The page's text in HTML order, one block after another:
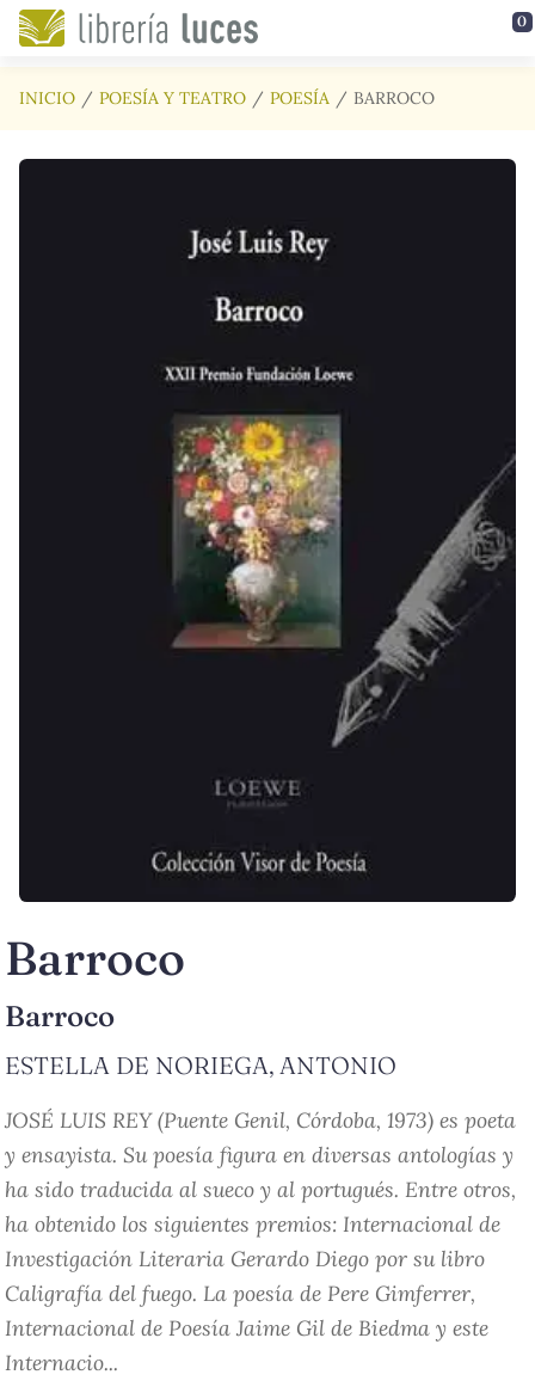
Saltar al contenido principal 0
INICIO POESÍA Y TEATRO POESÍA BARROCO
Barroco
Barroco
ESTELLA DE NORIEGA, ANTONIO
JOSÉ LUIS REY (Puente Genil, Córdoba, 1973) es poeta
y ensayista. Su poesía figura en diversas antologías y
ha sido traducida al sueco y al portugués. Entre otros,
ha obtenido los siguientes premios: Internacional de
Investigación Literaria Gerardo Diego por su libro
Caligrafía del fuego. La poesía de Pere Gimferrer,
Internacional de Poesía Jaime Gil de Biedma y este
Internacio...